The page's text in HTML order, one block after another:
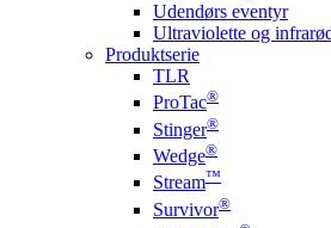
Udendørs eventyr
Ultraviolette og
Produktserie
TLR
ProTac®
Stinger®
Wedge®
Stream™
Survivor®